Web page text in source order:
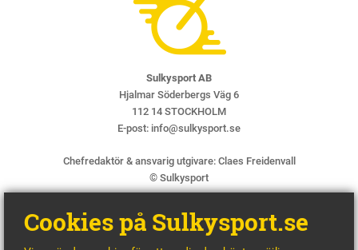
Sulkysport AB
Hjalmar Söderbergs Väg 6
112 14 STOCKHOLM
E-post: info@sulkysport.se
Chefredaktör & ansvarig utgivare: Claes Freidenvall
© Sulkysport
Cookies på Sulkysport.se